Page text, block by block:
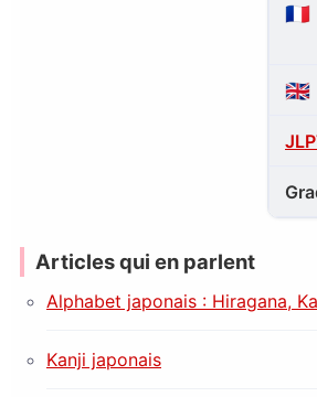
🇫🇷
🇬🇧
Articles qui en parlent
Alphabet japonais : Hiragana,
Kanji japonais